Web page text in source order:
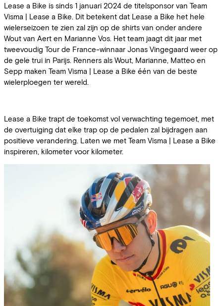
Lease a Bike is sinds 1 januari 2024 de titelsponsor van Team
Visma | Lease a Bike. Dit betekent dat Lease a Bike het hele
wielerseizoen te zien zal zijn op de shirts van onder andere
Wout van Aert en Marianne Vos. Het team jaagt dit jaar met
tweevoudig Tour de France-winnaar Jonas Vingegaard weer op
de gele trui in Parijs. Renners als Wout, Marianne, Matteo en
Sepp maken Team Visma | Lease a Bike één van de beste
wielerploegen ter wereld.
Lease a Bike trapt de toekomst vol verwachting tegemoet, met
de overtuiging dat elke trap op de pedalen zal bijdragen aan
positieve verandering. Laten we met Team Visma | Lease a Bike
inspireren, kilometer voor kilometer.